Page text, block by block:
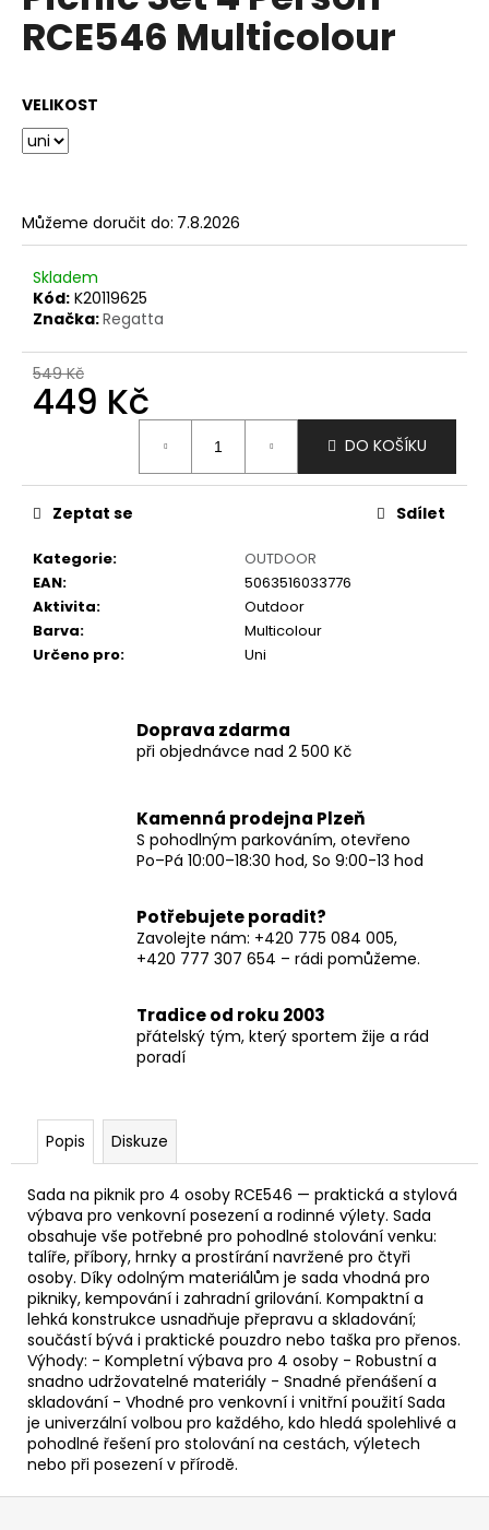
0,0
RCE546 Multicolour
VELIKOST
Můžeme doručit do: 7.8.2026
Skladem
Kód: K20119625
Značka:Regatta
549 Kč
449 Kč
DO KOŠÍKU
Kategorie:
OUTDOOR
EAN:
5063516033776
Aktivita:
Outdoor
Barva:
Multicolour
Určeno pro: Uni
Zeptat se Sdílet
Doprava zdarma
při objednávce nad 2 500 Kč
Kamenná prodejna Plzeň
S pohodlným parkováním, otevřeno
Po–Pá 10:00–18:30 hod, So 9:00-13 hod
Potřebujete poradit?
Zavolejte nám: +420 775 084 005,
+420 777 307 654 – rádi pomůžeme.
Tradice od roku 2003
přátelský tým, který sportem žije a rád
poradí
Popis Diskuze
Sada na piknik pro 4 osoby RCE546 — praktická a stylová
výbava pro venkovní posezení a rodinné výlety. Sada
obsahuje vše potřebné pro pohodlné stolování venku:
talíře, příbory, hrnky a prostírání navržené pro čtyři
osoby. Díky odolným materiálům je sada vhodná pro
pikniky, kempování i zahradní grilování. Kompaktní a
lehká konstrukce usnadňuje přepravu a skladování;
součástí bývá i praktické pouzdro nebo taška pro přenos.
Výhody: - Kompletní výbava pro 4 osoby - Robustní a
snadno udržovatelné materiály - Snadné přenášení a
skladování - Vhodné pro venkovní i vnitřní použití Sada
je univerzální volbou pro každého, kdo hledá spolehlivé a
pohodlné řešení pro stolování na cestách, výletech
nebo při posezení v přírodě.
a
j
t
?
HLEDAT
D
o
p
č
u
e
m
e
Z